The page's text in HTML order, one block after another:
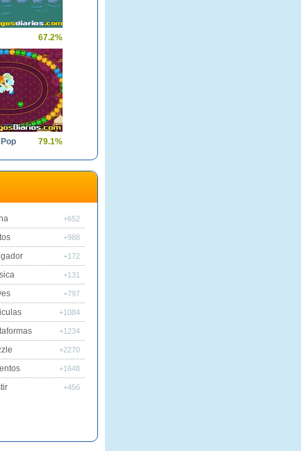
67.2%
79.1%
+652
+988
+172
+131
+797
+1084
+1234
+2270
+1648
+456